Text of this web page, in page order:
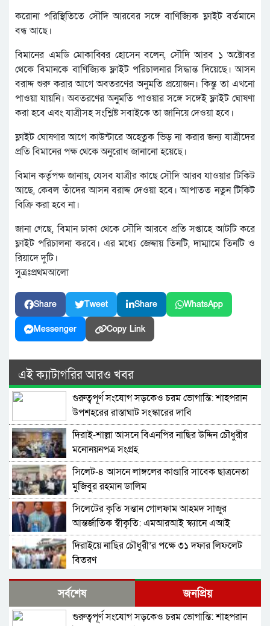
করোনা পরিস্থিতিতে সৌদি আরবের সঙ্গে বাণিজ্যিক ফ্লাইট বর্তমানে
বন্ধ আছে।
বিমানের এমডি মোকাব্বির হোসেন বলেন, সৌদি আরব ১ অক্টোবর
থেকে বিমানকে বাণিজ্যিক ফ্লাইট পরিচালনার সিদ্ধান্ত দিয়েছে। আসন
বরাদ্দ শুরু করার আগে অবতরণের অনুমতি প্রয়োজন। কিন্তু তা এখনো
পাওয়া যায়নি। অবতরণের অনুমতি পাওয়ার সঙ্গে সঙ্গেই ফ্লাইট ঘোষণা
করা হবে এবং যাত্রীসহ সংশ্লিষ্ট সবাইকে তা জানিয়ে দেওয়া হবে।
ফ্লাইট ঘোষণার আগে কাউন্টারে অহেতুক ভিড় না করার জন্য যাত্রীদের
প্রতি বিমানের পক্ষ থেকে অনুরোধ জানানো হয়েছে।
বিমান কর্তৃপক্ষ জানায়, যেসব যাত্রীর কাছে সৌদি আরব যাওয়ার টিকিট
আছে, কেবল তাঁদের আসন বরাদ্দ দেওয়া হবে। আপাতত নতুন টিকিট
বিক্রি করা হবে না।
জানা গেছে, বিমান ঢাকা থেকে সৌদি আরবে প্রতি সপ্তাহে আটটি করে
ফ্লাইট পরিচালনা করবে। এর মধ্যে জেদ্দায় তিনটি, দাম্মামে তিনটি ও
রিয়াদে দুটি।
সুত্রঃপ্রথমআলো
Share Tweet Share WhatsApp
Messenger Copy Link
এই ক্যাটাগরির আরও খবর
গুরুত্বপূর্ণ সংযোগ সড়কেও চরম ভোগান্তি: শাহপরান
উপশহরের রাস্তাঘাট সংস্কারের দাবি
দিরাই-শাল্লা আসনে বিএনপির নাছির উদ্দিন চৌধুরীর
মনোনয়নপত্র সংগ্রহ
সিলেট-৪ আসনে লাঙ্গলের কাণ্ডারি সাবেক ছাত্রনেতা
মুজিবুর রহমান ডালিম
সিলেটের কৃতি সন্তান গোলফাম আহমদ সাজুর
আন্তর্জাতিক স্বীকৃতি: এমআরআই স্ক্যানে এআই
প্রয়োগে পিএইচডি অর্জন
দিরাইয়ে নাছির চৌধুরী’র পক্ষে ৩১ দফার লিফলেট
বিতরণ
কোম্পানীগঞ্জে বিএনপির ‘রাষ্ট্র কাঠামো মেরামত’ ৩১
দফার লিফলেট বিতরণ ও গণসংযোগ
জকিগঞ্জে আইনের তোয়াক্কা নেই! খাসজমি দখল করে
সর্বশেষ জনপ্রিয়
গুরুত্বপূর্ণ সংযোগ সড়কেও চরম ভোগান্তি: শাহপরান